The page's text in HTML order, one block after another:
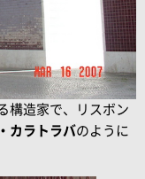
構造家で、リスボン
カラトラバのように